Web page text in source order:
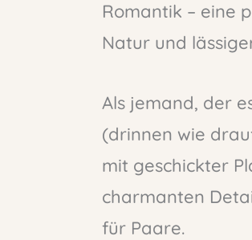
Romantik – eine
Natur und
Als jemand, der
(drinnen wie
mit geschickter
charmanten
für Paare.